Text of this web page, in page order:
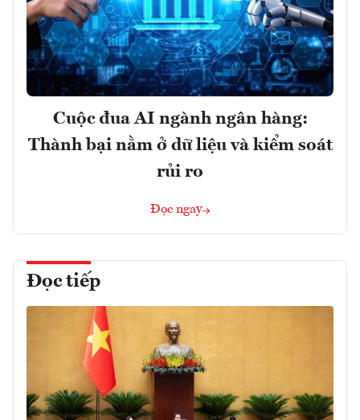
Cuộc đua AI ngành ngân hàng:
Thành bại nằm ở dữ liệu và kiểm soát
rủi ro
Đọc ngay
Đọc tiếp